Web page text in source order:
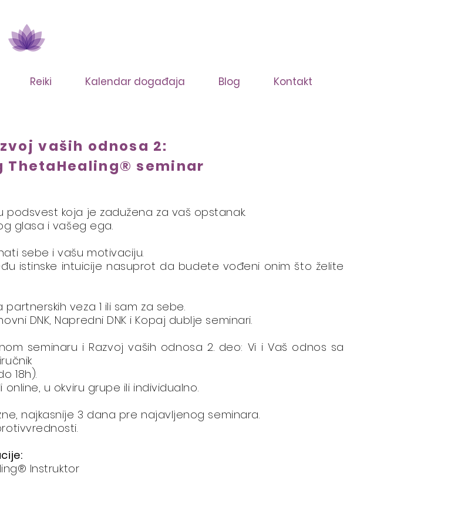
Reiki Kalendar događaja Blog Kontakt
vaših odnosa 2:
ThetaHealing®​ seminar
koja je zadužena za vaš opstanak.
glasa i vašeg ega.
sebe i vašu motivaciju.
istinske intuicije nasuprot da budete vođeni onim što želite
veza 1 ili sam za sebe.
DNK, Napredni DNK i Kopaj dublje seminari.
seminaru i Razvoj vaših odnosa 2. deo: Vi i Vaš odnos sa
18h).
u okviru grupe ili individualno.
najkasnije 3 dana pre najavljenog seminara.
Instruktor